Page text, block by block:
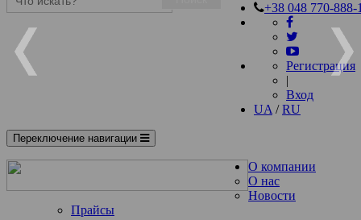
+38 048 770-888-
Регистрация
|
Вход
UA /RU
Переключение навигации
О компании
О нас
Новости
Прайсы